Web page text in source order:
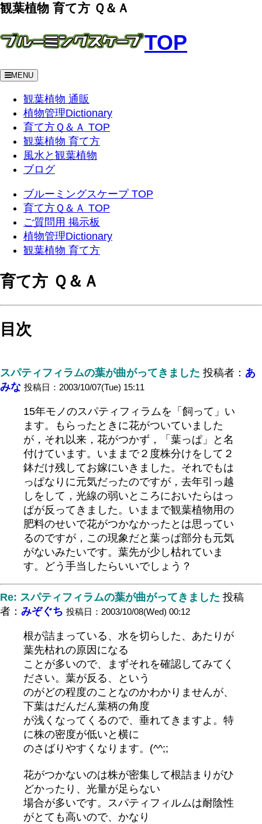
観葉植物 育て方 Ｑ＆Ａ
TOP
MENU
観葉植物 通販
植物管理Dictionary
育て方Ｑ＆Ａ TOP
観葉植物 育て方
風水と観葉植物
ブログ
ブルーミングスケープ TOP
育て方Ｑ＆Ａ TOP
ご質問用 掲示板
植物管理Dictionary
観葉植物 育て方
育て方 Ｑ＆Ａ
目次
スパティフィラムの葉が曲がってきました 投稿者： あ
みな 投稿日：2003/10/07(Tue) 15:11
15年モノのスパティフィラムを「飼って」い
ます。もらったときに花がついていました
が，それ以来，花がつかず，「葉っぱ」と名
付けています。いままで２度株分けをして２
鉢だけ残してお嫁にいきました。それでもは
っぱなりに元気だったのですが，去年引っ越
しをして，光線の弱いところにおいたらはっ
ぱが反ってきました。いままで観葉植物用の
肥料のせいで花がつかなかったとは思ってい
るのですが，この現象だと葉っぱ部分も元気
がないみたいです。葉先が少し枯れていま
す。どう手当したらいいでしょう？
Re: スパティフィラムの葉が曲がってきました 投稿
者： みぞぐち 投稿日：2003/10/08(Wed) 00:12
根が詰まっている、水を切らした、あたりが
葉先枯れの原因になる
ことが多いので、まずそれを確認してみてく
ださい。葉が反る、という
のがどの程度のことなのかわかりませんが、
下葉はだんだん葉柄の角度
が浅くなってくるので、垂れてきますよ。特
に株の密度が低いと横に
のさばりやすくなります。(^^;;
花がつかないのは株が密集して根詰まりがひ
どかったり、光量が足らない
場合が多いです。スパティフィルムは耐陰性
がとても高いので、かなり